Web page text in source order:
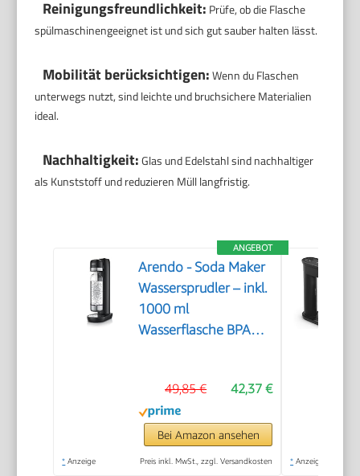
Reinigungsfreundlichkeit: Prüfe, ob die Flasche
spülmaschinengeeignet ist und sich gut sauber halten lässt.
Mobilität berücksichtigen:Wenn du Flaschen
unterwegs nutzt, sind leichte und bruchsichere Materialien
ideal.
Nachhaltigkeit:Glas und Edelstahl sind nachhaltiger
als Kunststoff und reduzieren Müll langfristig.
ANGEBOT
Arendo - Soda Maker
Wassersprudler – inkl.
1000 ml
Wasserflasche BPA
kompatibel mit 60 l
CO2 Zylindern
42,37 €
49,85 €
Bei Amazon ansehen
* Anzeige Preis inkl. MwSt., zzgl. Versandkosten * Anzeige